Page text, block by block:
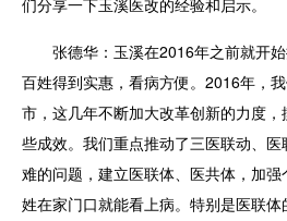
张德华：玉溪在2016年之前就开始
百姓得到实惠，看病方便。2016年，
市，这几年不断加大改革创新的力度
些成效。我们重点推动了三医联动、
难的问题，建立医联体、医共体，加
姓在家门口就能看上病。特别是医联